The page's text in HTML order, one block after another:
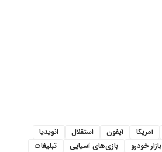
آمریکا آیفون استقلال
انویدیا
بازار خودرو بازی‌های آسیایی
تبلیغات